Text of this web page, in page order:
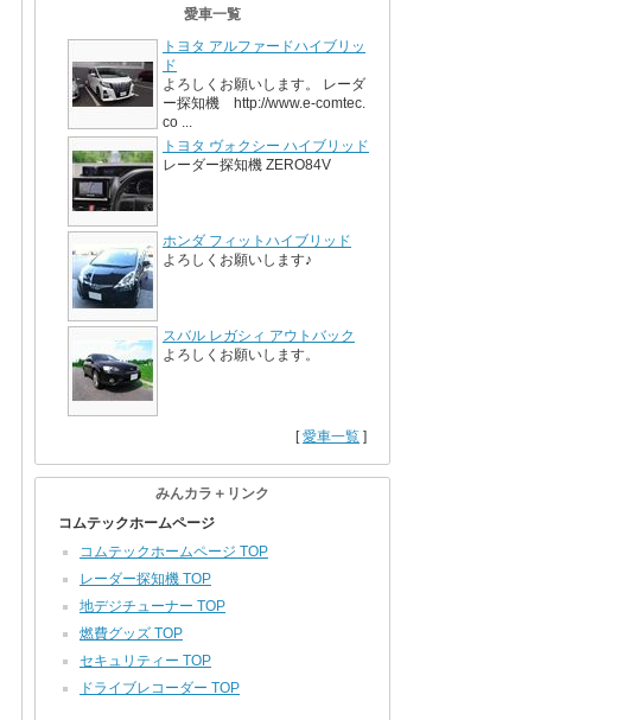
愛車一覧
トヨタ アルファードハイブリッ
ド
よろしくお願いします。 レーダ
ー探知機 http://www.e-comtec.
co ...
トヨタ ヴォクシー ハイブリッド
レーダー探知機 ZERO84V
ホンダ フィットハイブリッド
よろしくお願いします♪
スバル レガシィ アウトバック
よろしくお願いします。
[愛車一覧 ]
みんカラ＋リンク
コムテックホームページ
コムテックホームページ TOP
レーダー探知機 TOP
地デジチューナー TOP
燃費グッズ TOP
セキュリティー TOP
ドライブレコーダー TOP